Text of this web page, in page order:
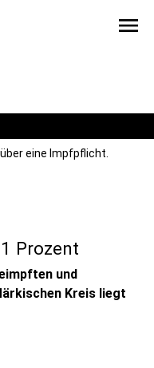
menu
eine Impfpflicht.
Prozent
und
Kreis liegt